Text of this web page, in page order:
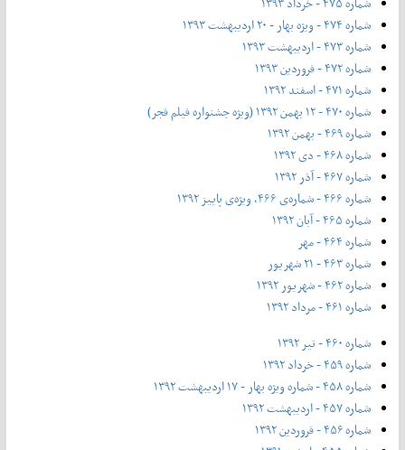
شماره ۴۷۴ - ویژه بهار - ۲۰ اردیبهشت ۱۳۹۳
شماره ۴۷۳ - اردیبهشت ۱۳۹۳
شماره ۴۷۲ - فروردین ۱۳۹۳
شماره ۴۷۱ - اسفند ۱۳۹۲
شماره ۴۷۰ - ۱۲ بهمن ۱۳۹۲ (ویژه جشنواره فیلم فجر)
شماره ۴۶۹ - بهمن ۱۳۹۲
شماره ۴۶۸ - دی ۱۳۹۲
شماره ۴۶۷ - آذر ۱۳۹۲
شماره ۴۶۶ - شماره‌ی ۴۶۶، ویژه‌ی پاییز ۱۳۹۲
شماره ۴۶۵ - آبان ۱۳۹۲
شماره ۴۶۴ - مهر
شماره ۴۶۳ - ۲۱ شهریور
شماره ۴۶۲ - شهریور ۱۳۹۲
شماره ۴۶۱ - مرداد ۱۳۹۲
شماره ۴۶۰ - تیر ۱۳۹۲
شماره ۴۵۹ - خرداد ۱۳۹۲
شماره ۴۵۸ - شماره ویژه بهار - ۱۷ اردیبهشت ۱۳۹۲
شماره ۴۵۷ - اردیبهشت ۱۳۹۲
شماره ۴۵۶ - فروردین ۱۳۹۲